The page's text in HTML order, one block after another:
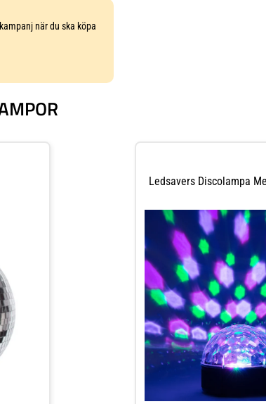
när du ska köpa
Ledsavers Discolampa